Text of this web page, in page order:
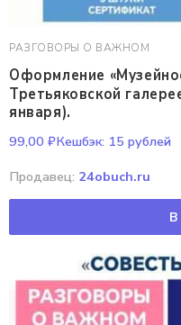
РАЗГОВОРЫ О ВАЖНОМ
Оформление
Третьяковской
января).
99,00 ₽Кешбэк: 15 рублей
Продавец: 24obuch.ru
В